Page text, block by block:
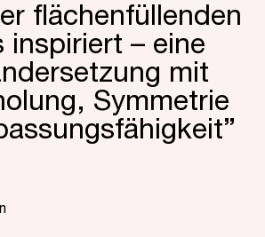
flächen­füllenden
inspi­riert – eine
mit
Symmetrie